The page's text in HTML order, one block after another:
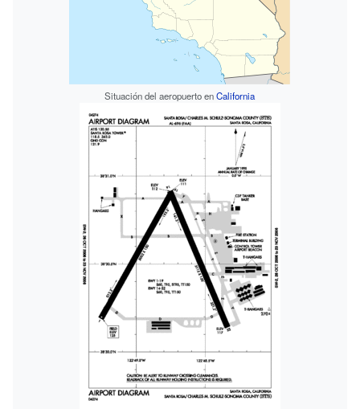
Situación del aeropuerto enCalifornia